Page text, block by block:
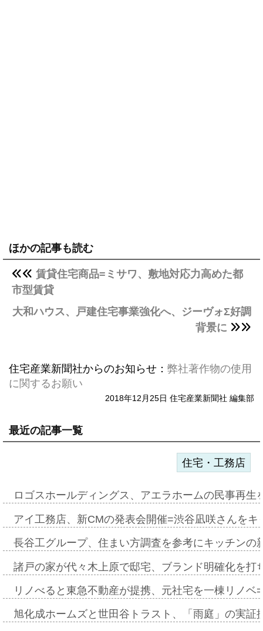
ほかの記事も読む
賃貸住宅商品=ミサワ、敷地対応力高めた都
市型賃貸
大和ハウス、戸建住宅事業強化へ、ジーヴォΣ好調
背景に
住宅産業新聞社からのお知らせ： 弊社著作物の使用
に関するお願い
2018年12月25日 住宅産業新聞社 編集部
最近の記事一覧
住宅・工務店
ロゴスホールディングス、アエラホームの民事再
アイ工務店、新CMの発表会開催=渋谷凪咲さんを
長谷工グループ、住まい方調査を参考にキッチン
諸戸の家が代々木上原で邸宅、ブランド明確化を
リノべると東急不動産が提携、元社宅を一棟リノ
旭化成ホームズと世田谷トラスト、「雨庭」の実